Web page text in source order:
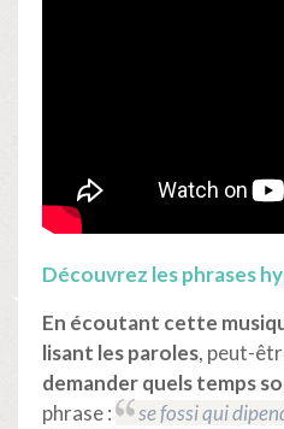
Découvrez les phrases
En écoutant cette
lisant les paroles, peut-
demander quels temps
phrase :
se fossi qui